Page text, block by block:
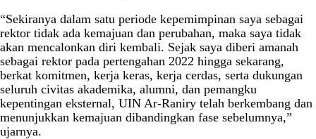
“Sekiranya dalam satu periode kepemimpinan saya sebagai
rektor tidak ada kemajuan dan perubahan, maka saya tidak
akan mencalonkan diri kembali. Sejak saya diberi amanah
sebagai rektor pada pertengahan 2022 hingga sekarang,
berkat komitmen, kerja keras, kerja cerdas, serta dukungan
seluruh civitas akademika, alumni, dan pemangku
kepentingan eksternal, UIN Ar-Raniry telah berkembang dan
menunjukkan kemajuan dibandingkan fase sebelumnya,”
ujarnya.